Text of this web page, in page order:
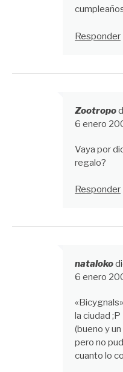
Responder
Zootropo
6 enero
Vaya por
regalo?
Responder
nataloko
6 enero
«Bicygnals»
la ciudad ;P
(bueno y
pero no
cuanto lo